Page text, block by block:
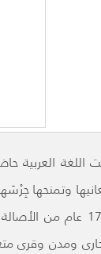
اللغة
وتمنحها
1700 عام من
ومدن وقرى